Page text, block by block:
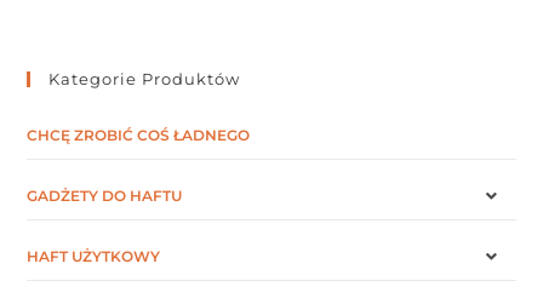
Kategorie Produktów
CHCĘ ZROBIĆ COŚ ŁADNEGO
GADŻETY DO HAFTU
HAFT UŻYTKOWY